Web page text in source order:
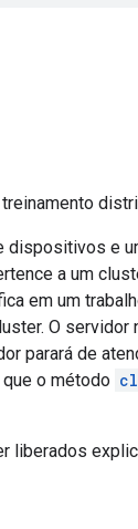
dispositivos e
a um
em um
O servidor
parará de
o método
liberados